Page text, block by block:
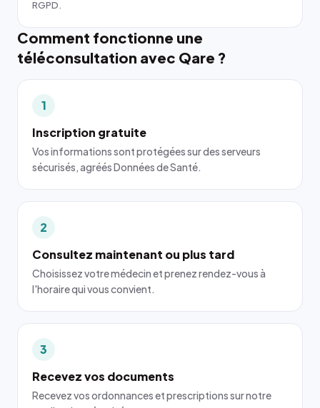
RGPD.
Comment fonctionne une
téléconsultation avec Qare ?
1
Inscription gratuite
Vos informations sont protégées sur des serveurs
sécurisés, agréés Données de Santé.
2
Consultez maintenant ou plus tard
Choisissez votre médecin et prenez rendez-vous à
l'horaire qui vous convient.
3
Recevez vos documents
Recevez vos ordonnances et prescriptions sur notre